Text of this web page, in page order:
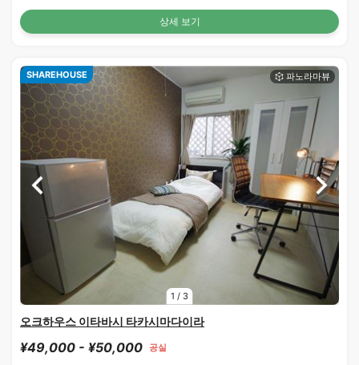
상세 보기
1 / 3
SHAREHOUSE
오크하우스 이타바시 타카시마다이라
¥49,000 - ¥50,000 공실